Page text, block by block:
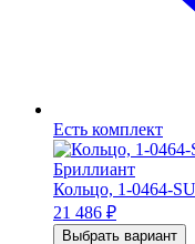
Есть комплект
Кольцо, 1-0464-
21 486 ₽
Выбрать вариант